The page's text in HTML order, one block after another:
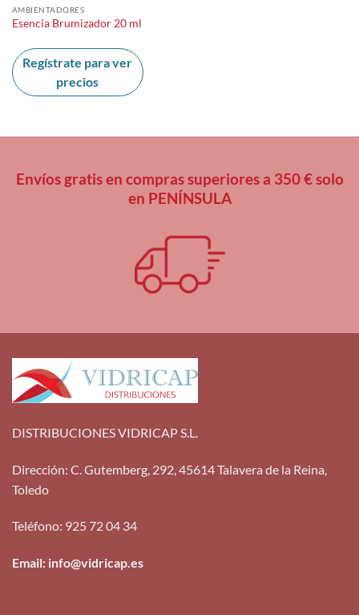
AMBIENTADORES
Esencia Brumizador 20 ml
Regístrate para ver
precios
Envíos gratis en compras superiores a 350 € solo
en PENÍNSULA
DISTRIBUCIONES VIDRICAP S.L.
Dirección: C. Gutemberg, 292, 45614 Talavera de la Reina,
Toledo
Teléfono: 925 72 04 34
Email: info@vidricap.es